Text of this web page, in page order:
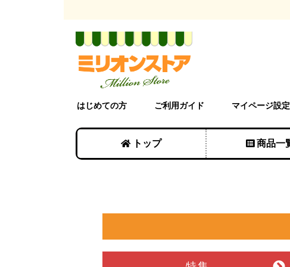
はじめての方 ご利用ガイド マイページ設
トップ 商品一